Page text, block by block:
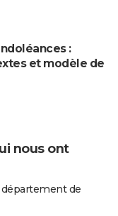
:
et modèle de
nous ont
département de